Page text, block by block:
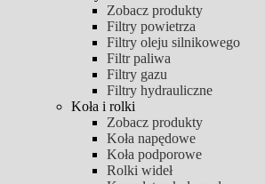
Zobacz produkty
Filtry powietrza
Filtry oleju silnikowego
Filtr paliwa
Filtry gazu
Filtry hydrauliczne
Koła i rolki
Zobacz produkty
Koła napędowe
Koła podporowe
Rolki wideł